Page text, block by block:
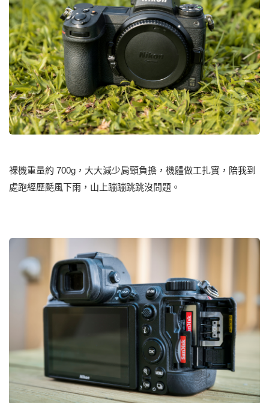
裸機重量約 700g，大大減少肩頸負擔，機體做工扎實，陪我到
處跑經歷颳風下雨，山上蹦蹦跳跳沒問題。